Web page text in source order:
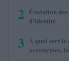
2 Évolution
d’identité
3 A quoi sert le
acronymes,